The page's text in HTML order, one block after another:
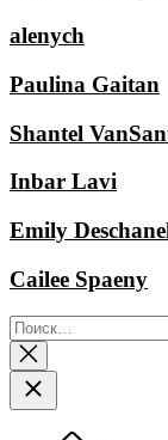
alenych
Paulina Gaitan
Shantel
Inbar Lavi
Emily
Cailee Spaeny
Найти: